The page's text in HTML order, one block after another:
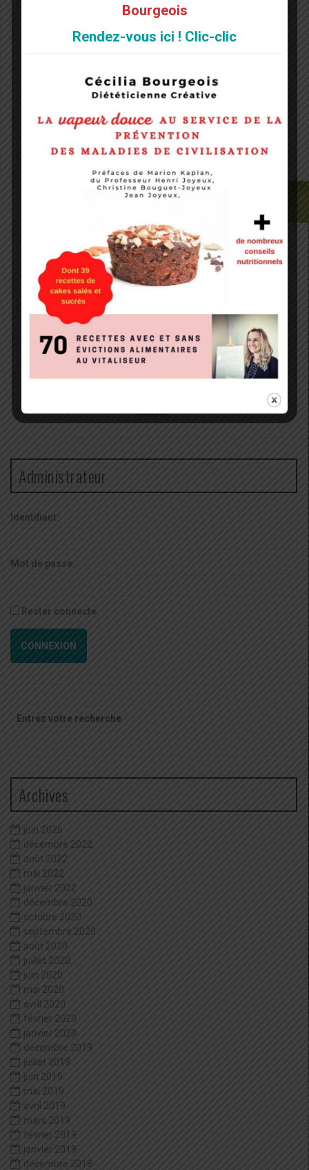
Notify me of followup comments via e-mail. You can
without commenting.
Administrateur
Identifiant:
Mot de passe:
Rester connecté
CONNEXION
pour
Archives
juin 2026
décembre 2022
août 2022
mai 2022
janvier 2022
décembre 2020
octobre 2020
septembre 2020
août 2020
juillet 2020
juin 2020
mai 2020
avril 2020
février 2020
janvier 2020
décembre 2019
juillet 2019
juin 2019
mai 2019
avril 2019
mars 2019
février 2019
janvier 2019
décembre 2018
Bourgeois
Rendez-vous ici ! Clic-clic